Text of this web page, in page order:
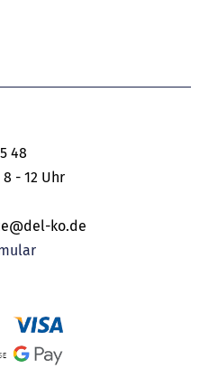
48
- 12 Uhr
ko.de